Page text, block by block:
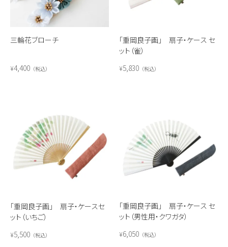
三輪花ブローチ
¥4,400 税込
「重岡良子画」 扇子・ケース セ
ット（雀）
¥5,830 税込
「重岡良子画」 扇子・ケースセ
ット（いちご）
¥5,500 税込
「重岡良子画」 扇子・ケース セ
ット（男性用・クワガタ）
¥6,050 税込